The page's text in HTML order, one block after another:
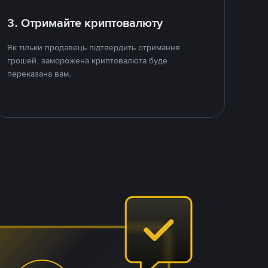
3. Отримайте криптовалюту
Як тільки продавець підтвердить отримання
грошей, заморожена криптовалюта буде
переказана вам.